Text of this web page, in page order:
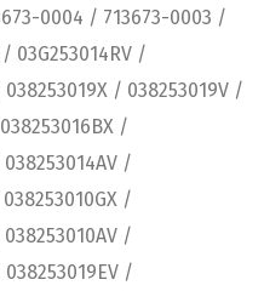
0004 / 713673-0003 /
03G253014RV /
/ 038253019V /
/
/
/
/
/